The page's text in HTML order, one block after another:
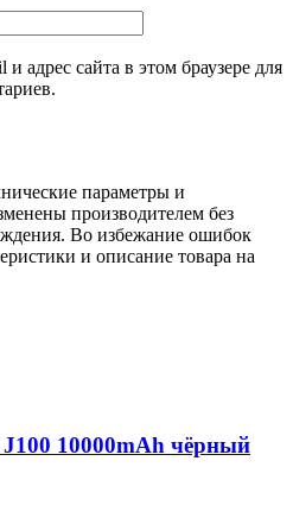
адрес сайта в этом браузере для
параметры и
производителем без
Во избежание ошибок
и описание товара на
10000mAh чёрный